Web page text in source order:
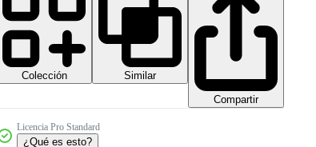
Colección
Similar
Compartir
Licencia Pro Standard
¿Qué es esto?